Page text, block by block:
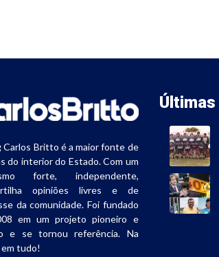
Carlos Britto é a maior fonte de
do interior do Estado. Com um
forte, independente,
opiniões livres e de
da comunidade. Foi fundado
em um projeto pioneiro e
e se tornou referência. Na
tudo!